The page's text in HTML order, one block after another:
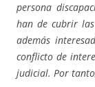
persona
han de cubrir
además
conflicto de
judicial. Por